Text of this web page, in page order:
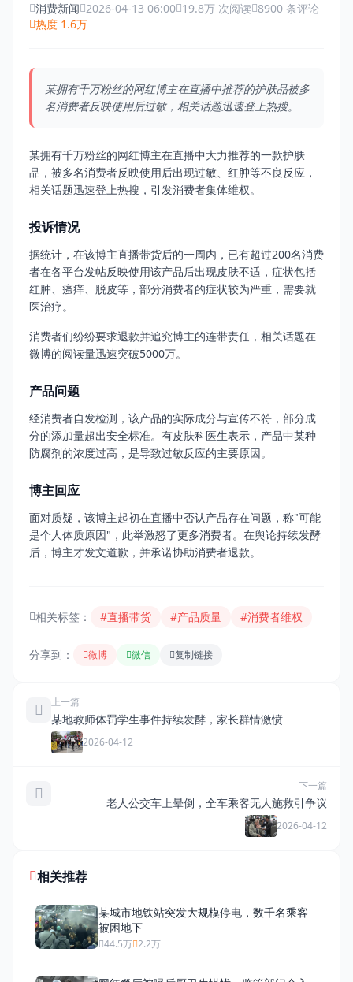
消费新闻 2026-04-13 06:00 19.8万 次阅读 8900 条评论
热度 1.6万
某拥有千万粉丝的网红博主在直播中推荐的护肤品被多
名消费者反映使用后过敏，相关话题迅速登上热搜。
某拥有千万粉丝的网红博主在直播中大力推荐的一款护肤
品，被多名消费者反映使用后出现过敏、红肿等不良反应，
相关话题迅速登上热搜，引发消费者集体维权。
投诉情况
据统计，在该博主直播带货后的一周内，已有超过200名消费
者在各平台发帖反映使用该产品后出现皮肤不适，症状包括
红肿、瘙痒、脱皮等，部分消费者的症状较为严重，需要就
医治疗。
消费者们纷纷要求退款并追究博主的连带责任，相关话题在
微博的阅读量迅速突破5000万。
产品问题
经消费者自发检测，该产品的实际成分与宣传不符，部分成
分的添加量超出安全标准。有皮肤科医生表示，产品中某种
防腐剂的浓度过高，是导致过敏反应的主要原因。
博主回应
面对质疑，该博主起初在直播中否认产品存在问题，称"可能
是个人体质原因"，此举激怒了更多消费者。在舆论持续发酵
后，博主才发文道歉，并承诺协助消费者退款。
相关标签： #直播带货 #产品质量 #消费者维权
分享到： 微博 微信 复制链接
上一篇
某地教师体罚学生事件持续发酵，家长群情激愤
2026-04-12
下一篇
老人公交车上晕倒，全车乘客无人施救引争议
2026-04-12
相关推荐
某城市地铁站突发大规模停电，数千名乘客
被困地下
44.5万 2.2万